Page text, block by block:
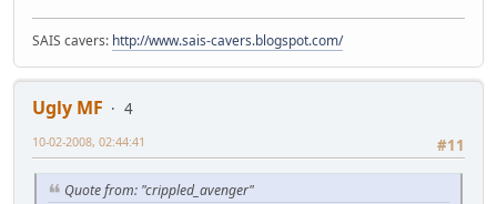
SAIS cavers: http://www.sais-cavers.blogspot.com/
Ugly MF
4
#11
10-02-2008, 02:44:41
Quote from: "crippled_avenger"